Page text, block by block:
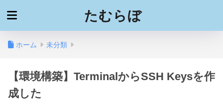
たむらぼ
ホーム 未分類
【環境構築】TerminalからSSH Keysを作
成した